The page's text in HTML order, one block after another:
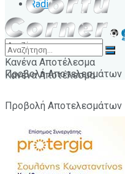
Radio
Κανένα Αποτέλεσμα
Προβολή Αποτελεσμάτων
Κανένα Αποτέλεσμα
Προβολή Αποτελεσμάτων